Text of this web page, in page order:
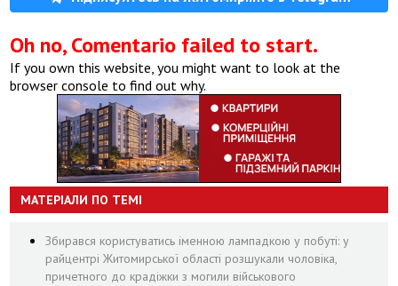
Oh no, Comentario failed to start.
If you own this website, you might want to look at the
browser console to find out why.
МАТЕРІАЛИ ПО ТЕМІ
Збирався користуватись іменною лампадкою у побуті: у
райцентрі Житомирської області розшукали чоловіка,
причетного до крадіжки з могили військового